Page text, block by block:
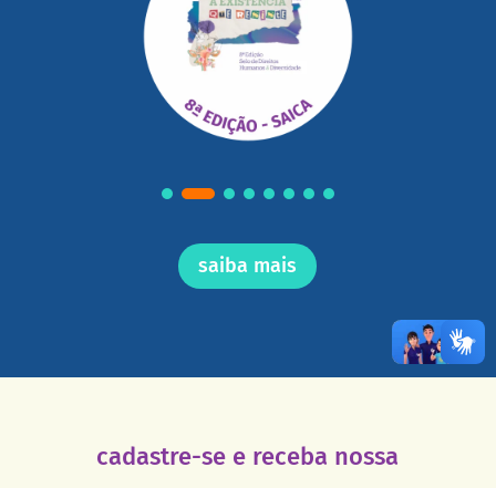
saiba mais
cadastre-se e receba nossa